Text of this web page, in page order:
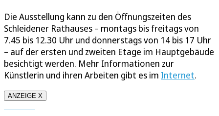
Die Ausstellung kann zu den Öffnungszeiten des
Schleidener Rathauses – montags bis freitags von
7.45 bis 12.30 Uhr und donnerstags von 14 bis 17 Uhr
– auf der ersten und zweiten Etage im Hauptgebäude
besichtigt werden. Mehr Informationen zur
Künstlerin und ihren Arbeiten gibt es im Internet.
ANZEIGE X